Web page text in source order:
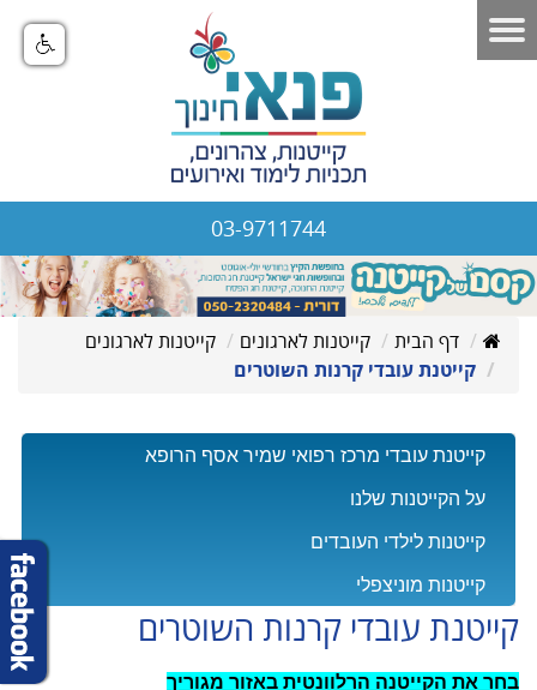
03-9711744
דף הבית קייטנות לארגונים
קייטנות לארגונים
קייטנת עובדי קרנות השוטרים
קייטנת עובדי מרכז רפואי שמיר אסף הרופא
על הקייטנות שלנו
קייטנות לילדי העובדים
קייטנות מוניצפלי
קייטנת עובדי קרנות השוטרים
בחר את הקייטנה הרלוונטית באזור מגוריך